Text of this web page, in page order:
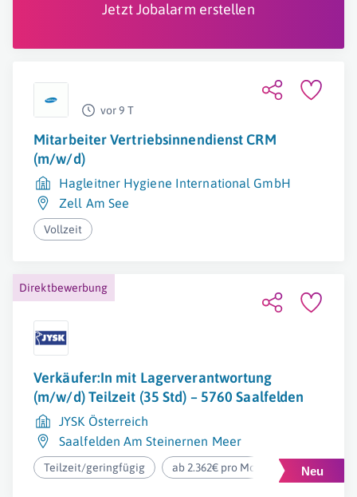
Jetzt Jobalarm erstellen
vor 9 T
Mitarbeiter Vertriebsinnendienst CRM
(m/w/d)
Hagleitner Hygiene International GmbH
Zell Am See
Vollzeit
Direktbewerbung
Verkäufer:In mit Lagerverantwortung
(m/w/d) Teilzeit (35 Std) – 5760 Saalfelden
JYSK Österreich
Saalfelden Am Steinernen Meer
Teilzeit/geringfügig ab 2.362€ pro Monat